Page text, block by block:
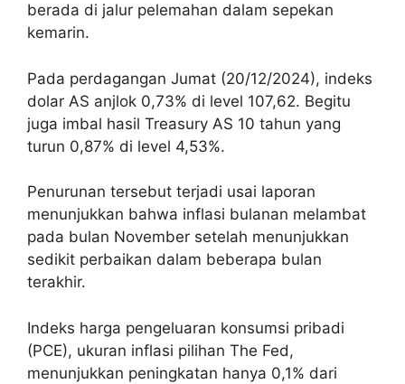
berada di jalur pelemahan dalam sepekan
kemarin.
Pada perdagangan Jumat (20/12/2024), indeks
dolar AS anjlok 0,73% di level 107,62. Begitu
juga imbal hasil Treasury AS 10 tahun yang
turun 0,87% di level 4,53%.
Penurunan tersebut terjadi usai laporan
menunjukkan bahwa inflasi bulanan melambat
pada bulan November setelah menunjukkan
sedikit perbaikan dalam beberapa bulan
terakhir.
Indeks harga pengeluaran konsumsi pribadi
(PCE), ukuran inflasi pilihan The Fed,
menunjukkan peningkatan hanya 0,1% dari